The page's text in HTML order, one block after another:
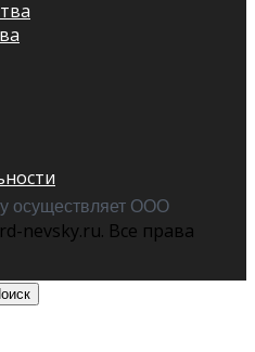
осуществляет ООО
nevsky.ru. Все права